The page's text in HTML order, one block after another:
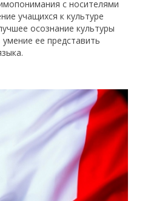
с носителями
учащихся к культуре
осознание культуры
ее представить